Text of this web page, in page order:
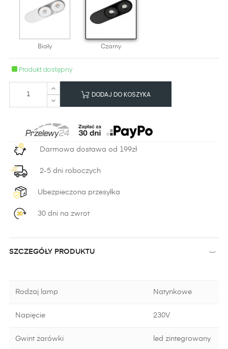
Biały Czarny
Produkt dostępny
DODAJ DO KOSZYKA
Darmowa dostawa od 199zł
2-5 dni roboczych
Ubezpieczona przesyłka
30 dni na zwrot
SZCZEGÓŁY PRODUKTU
Rodzaj lamp Natynkowe
Napięcie 230V
Gwint żarówki led zintegrowany